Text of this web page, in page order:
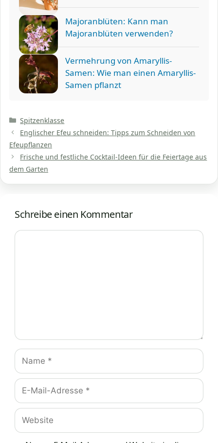
Majoranblüten: Kann man
Majoranblüten verwenden?
Vermehrung von Amaryllis-
Samen: Wie man einen Amaryllis-
Samen pflanzt
Kategorien
Spitzenklasse
Englischer Efeu schneiden: Tipps zum Schneiden von
Efeupflanzen
Frische und festliche Cocktail-Ideen für die Feiertage aus
dem Garten
Schreibe einen Kommentar
Kommentar
Name
E-
Mail-
Adresse
Website